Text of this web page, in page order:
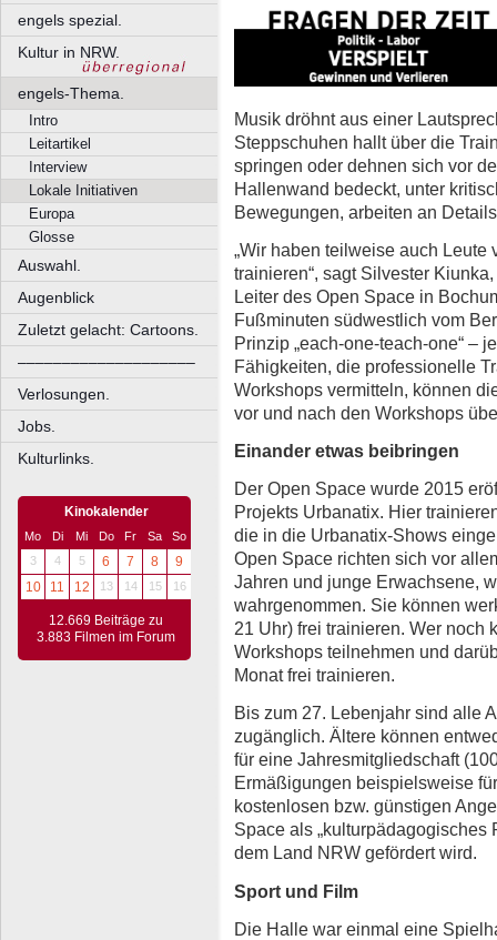
engels spezial.
Kultur in NRW.
engels-Thema.
Intro
Leitartikel
Interview
Lokale Initiativen
Europa
Glosse
Auswahl.
Augenblick
Zuletzt gelacht: Cartoons.
––––––––––––––––––––
Verlosungen.
Jobs.
Kulturlinks.
Kinokalender
Mo Di Mi Do Fr Sa
So
3
4 5 6 7 8
9
10
11 12 13 14 15 16
12.669 Beiträge zu
3.883 Filmen im Forum
Musik dröhnt aus einer
Steppschuhen hallt über die
springen oder dehnen sich vor
Hallenwand bedeckt, unter
Bewegungen, arbeiten an
„Wir haben teilweise auch Leute
trainieren“, sagt Silvester
Leiter des Open Space in
Fußminuten südwestlich vom
Prinzip „each-one-teach-one“ –
Fähigkeiten, die professionelle
Workshops vermitteln, können
vor und nach den Workshops
Einander etwas beibringen
Der Open Space wurde 2015
Projekts Urbanatix. Hier
die in die Urbanatix-Shows
Open Space richten sich vor
Jahren und junge Erwachsene,
wahrgenommen. Sie können
21 Uhr) frei trainieren. Wer noch
Workshops teilnehmen und
Monat frei trainieren.
Bis zum 27. Lebenjahr sind alle
zugänglich. Ältere können
für eine Jahresmitgliedschaft
Ermäßigungen beispielsweise
kostenlosen bzw. günstigen
Space als „kulturpädagogisches
dem Land NRW gefördert wird.
Sport und Film
Die Halle war einmal eine